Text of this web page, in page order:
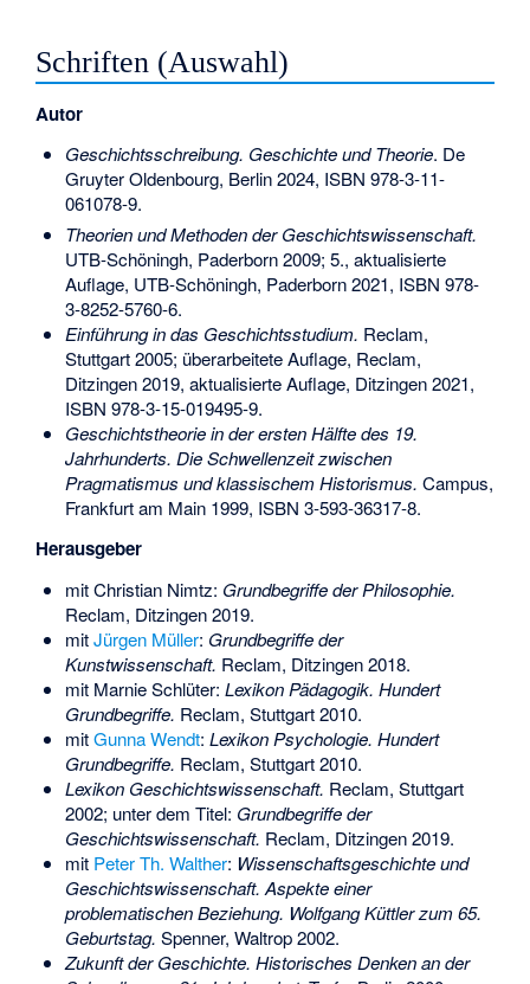
Schriften (Auswahl)
Autor
Geschichtsschreibung. Geschichte und Theorie. De
Gruyter Oldenbourg, Berlin 2024, ISBN 978-3-11-
061078-9.
Theorien und Methoden der Geschichtswissenschaft.
UTB-Schöningh, Paderborn 2009; 5., aktualisierte
Auflage, UTB-Schöningh, Paderborn 2021, ISBN 978-
3-8252-5760-6.
Einführung in das Geschichtsstudium. Reclam,
Stuttgart 2005; überarbeitete Auflage, Reclam,
Ditzingen 2019, aktualisierte Auflage, Ditzingen 2021,
ISBN 978-3-15-019495-9.
Geschichtstheorie in der ersten Hälfte des 19.
Jahrhunderts. Die Schwellenzeit zwischen
Pragmatismus und klassischem Historismus. Campus,
Frankfurt am Main 1999, ISBN 3-593-36317-8.
Herausgeber
mit Christian Nimtz: Grundbegriffe der Philosophie.
Reclam, Ditzingen 2019.
mitJürgen Müller: Grundbegriffe der
Kunstwissenschaft. Reclam, Ditzingen 2018.
mit Marnie Schlüter: Lexikon Pädagogik. Hundert
Grundbegriffe. Reclam, Stuttgart 2010.
mitGunna Wendt: Lexikon Psychologie. Hundert
Grundbegriffe. Reclam, Stuttgart 2010.
Lexikon Geschichtswissenschaft. Reclam, Stuttgart
2002; unter dem Titel: Grundbegriffe der
Geschichtswissenschaft. Reclam, Ditzingen 2019.
mit Peter Th. Walther: Wissenschaftsgeschichte und
Geschichtswissenschaft. Aspekte einer
problematischen Beziehung. Wolfgang Küttler zum 65.
Geburtstag. Spenner, Waltrop 2002.
Zukunft der Geschichte. Historisches Denken an der